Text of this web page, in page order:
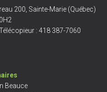
200, Sainte-Marie (Québec)
Télécopieur : 418 387-7060
Beauce